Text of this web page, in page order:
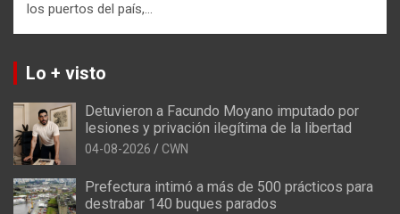
los puertos del país,…
Lo + visto
Detuvieron a Facundo Moyano imputado por
lesiones y privación ilegítima de la libertad
04-08-2026 CWN
Prefectura intimó a más de 500 prácticos para
destrabar 140 buques parados